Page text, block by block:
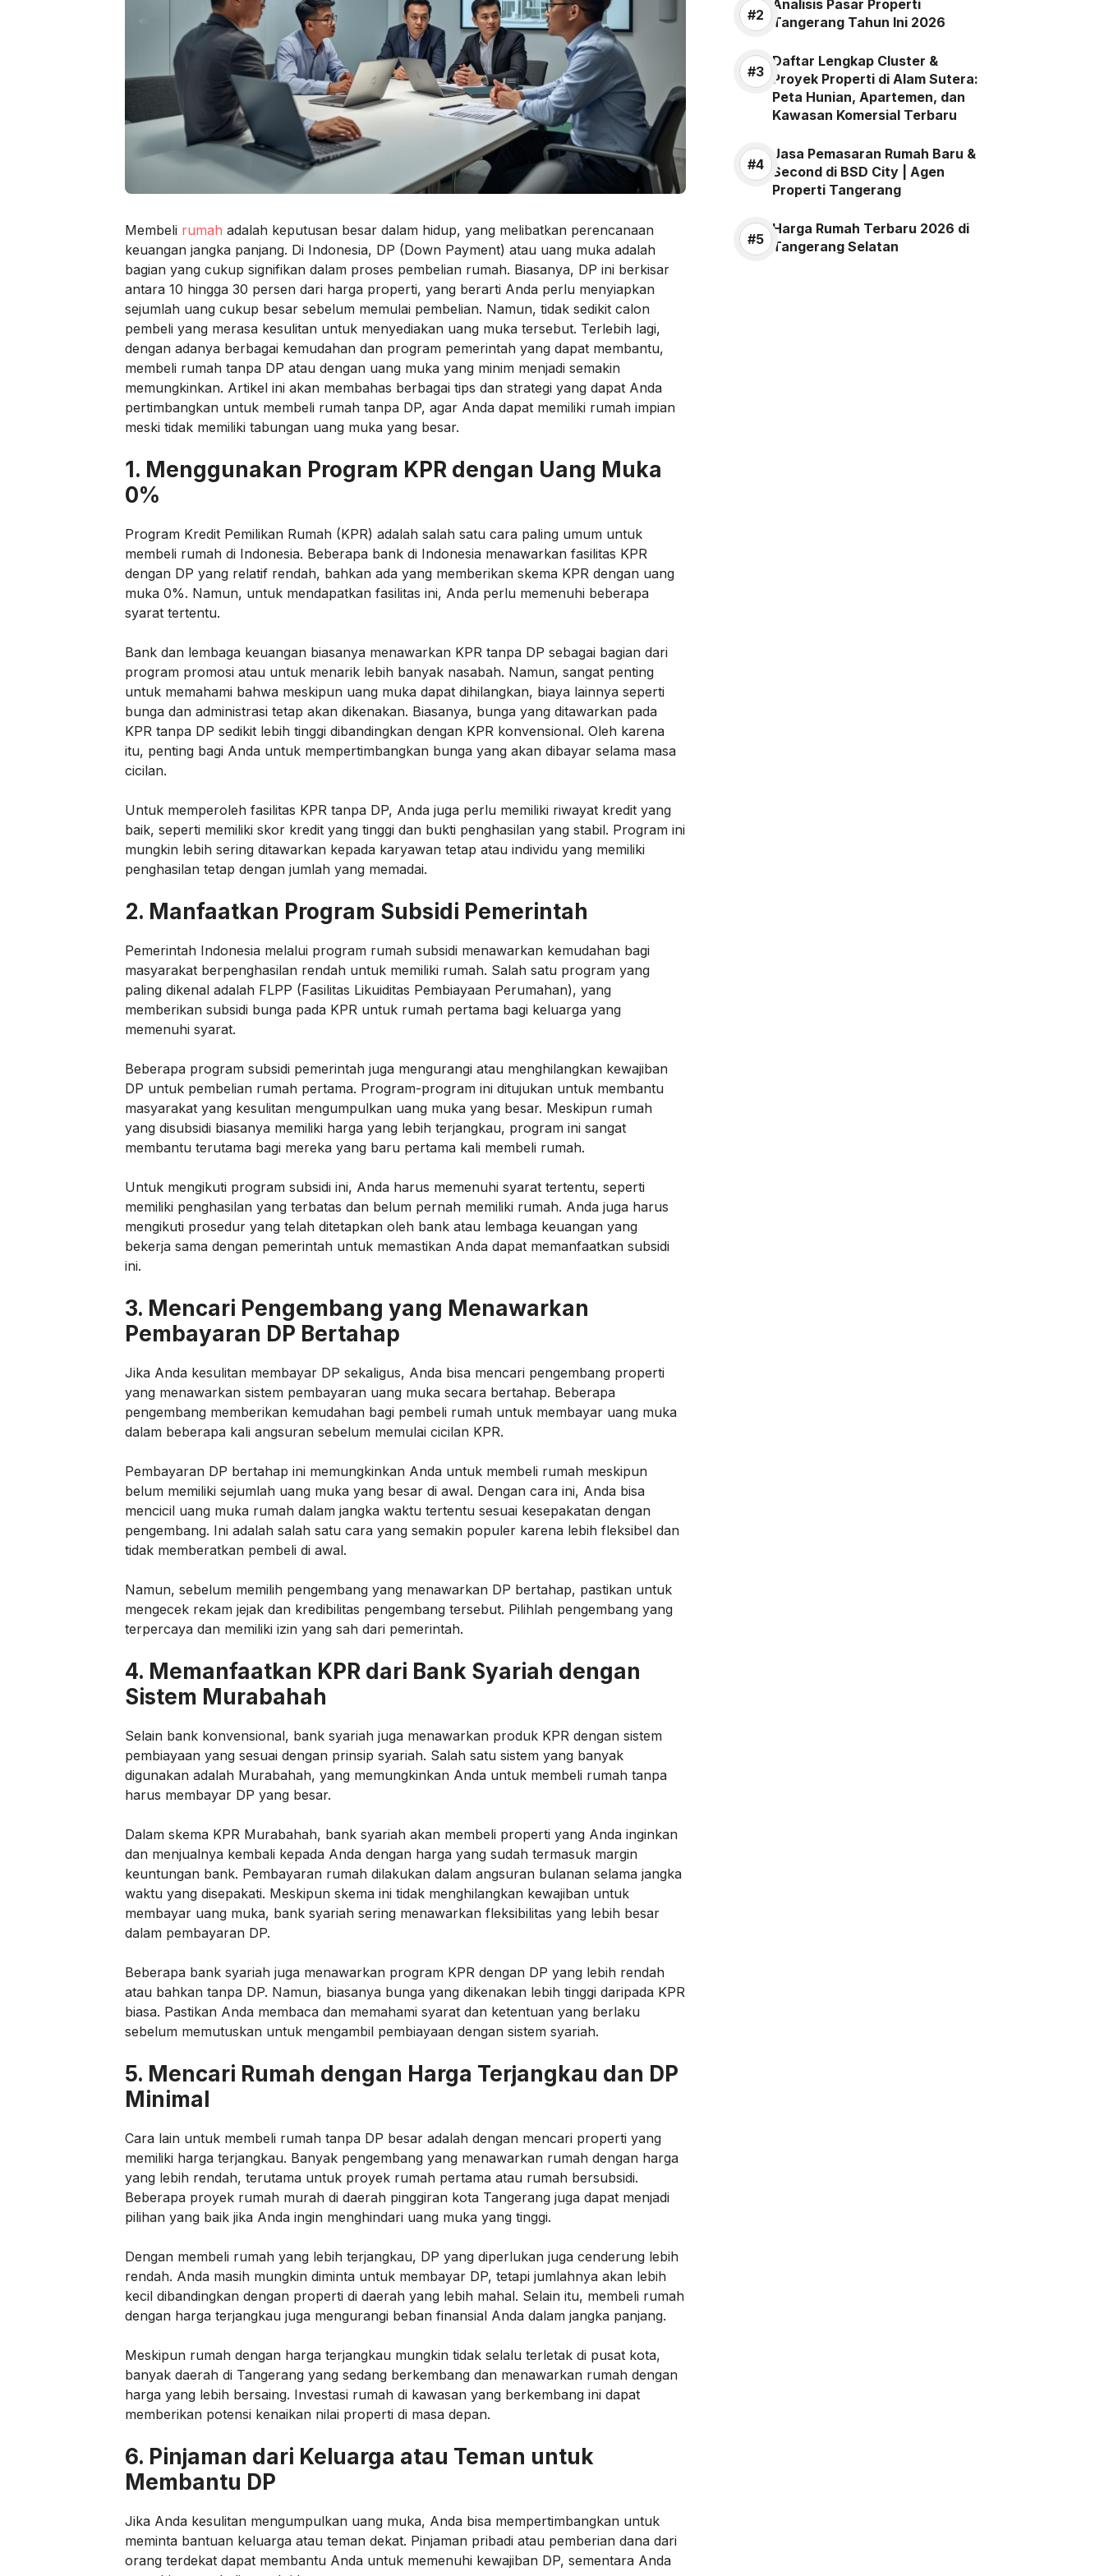
Membeli rumah adalah keputusan besar dalam hidup, yang melibatkan perencanaan
keuangan jangka panjang. Di Indonesia, DP (Down Payment) atau uang muka adalah
bagian yang cukup signifikan dalam proses pembelian rumah. Biasanya, DP ini berkisar
antara 10 hingga 30 persen dari harga properti, yang berarti Anda perlu menyiapkan
sejumlah uang cukup besar sebelum memulai pembelian. Namun, tidak sedikit calon
pembeli yang merasa kesulitan untuk menyediakan uang muka tersebut. Terlebih lagi,
dengan adanya berbagai kemudahan dan program pemerintah yang dapat membantu,
membeli rumah tanpa DP atau dengan uang muka yang minim menjadi semakin
memungkinkan. Artikel ini akan membahas berbagai tips dan strategi yang dapat Anda
pertimbangkan untuk membeli rumah tanpa DP, agar Anda dapat memiliki rumah impian
meski tidak memiliki tabungan uang muka yang besar.
1. Menggunakan Program KPR dengan Uang Muka
0%
Program Kredit Pemilikan Rumah (KPR) adalah salah satu cara paling umum untuk
membeli rumah di Indonesia. Beberapa bank di Indonesia menawarkan fasilitas KPR
dengan DP yang relatif rendah, bahkan ada yang memberikan skema KPR dengan uang
muka 0%. Namun, untuk mendapatkan fasilitas ini, Anda perlu memenuhi beberapa
syarat tertentu.
Bank dan lembaga keuangan biasanya menawarkan KPR tanpa DP sebagai bagian dari
program promosi atau untuk menarik lebih banyak nasabah. Namun, sangat penting
untuk memahami bahwa meskipun uang muka dapat dihilangkan, biaya lainnya seperti
bunga dan administrasi tetap akan dikenakan. Biasanya, bunga yang ditawarkan pada
KPR tanpa DP sedikit lebih tinggi dibandingkan dengan KPR konvensional. Oleh karena
itu, penting bagi Anda untuk mempertimbangkan bunga yang akan dibayar selama masa
cicilan.
Untuk memperoleh fasilitas KPR tanpa DP, Anda juga perlu memiliki riwayat kredit yang
baik, seperti memiliki skor kredit yang tinggi dan bukti penghasilan yang stabil. Program ini
mungkin lebih sering ditawarkan kepada karyawan tetap atau individu yang memiliki
penghasilan tetap dengan jumlah yang memadai.
2. Manfaatkan Program Subsidi Pemerintah
Pemerintah Indonesia melalui program rumah subsidi menawarkan kemudahan bagi
masyarakat berpenghasilan rendah untuk memiliki rumah. Salah satu program yang
paling dikenal adalah FLPP (Fasilitas Likuiditas Pembiayaan Perumahan), yang
memberikan subsidi bunga pada KPR untuk rumah pertama bagi keluarga yang
memenuhi syarat.
Beberapa program subsidi pemerintah juga mengurangi atau menghilangkan kewajiban
DP untuk pembelian rumah pertama. Program-program ini ditujukan untuk membantu
masyarakat yang kesulitan mengumpulkan uang muka yang besar. Meskipun rumah
yang disubsidi biasanya memiliki harga yang lebih terjangkau, program ini sangat
membantu terutama bagi mereka yang baru pertama kali membeli rumah.
Untuk mengikuti program subsidi ini, Anda harus memenuhi syarat tertentu, seperti
memiliki penghasilan yang terbatas dan belum pernah memiliki rumah. Anda juga harus
mengikuti prosedur yang telah ditetapkan oleh bank atau lembaga keuangan yang
bekerja sama dengan pemerintah untuk memastikan Anda dapat memanfaatkan subsidi
ini.
3. Mencari Pengembang yang Menawarkan
Pembayaran DP Bertahap
Jika Anda kesulitan membayar DP sekaligus, Anda bisa mencari pengembang properti
yang menawarkan sistem pembayaran uang muka secara bertahap. Beberapa
pengembang memberikan kemudahan bagi pembeli rumah untuk membayar uang muka
dalam beberapa kali angsuran sebelum memulai cicilan KPR.
Pembayaran DP bertahap ini memungkinkan Anda untuk membeli rumah meskipun
belum memiliki sejumlah uang muka yang besar di awal. Dengan cara ini, Anda bisa
mencicil uang muka rumah dalam jangka waktu tertentu sesuai kesepakatan dengan
pengembang. Ini adalah salah satu cara yang semakin populer karena lebih fleksibel dan
tidak memberatkan pembeli di awal.
Namun, sebelum memilih pengembang yang menawarkan DP bertahap, pastikan untuk
mengecek rekam jejak dan kredibilitas pengembang tersebut. Pilihlah pengembang yang
terpercaya dan memiliki izin yang sah dari pemerintah.
4. Memanfaatkan KPR dari Bank Syariah dengan
Sistem Murabahah
Selain bank konvensional, bank syariah juga menawarkan produk KPR dengan sistem
pembiayaan yang sesuai dengan prinsip syariah. Salah satu sistem yang banyak
digunakan adalah Murabahah, yang memungkinkan Anda untuk membeli rumah tanpa
harus membayar DP yang besar.
Dalam skema KPR Murabahah, bank syariah akan membeli properti yang Anda inginkan
dan menjualnya kembali kepada Anda dengan harga yang sudah termasuk margin
keuntungan bank. Pembayaran rumah dilakukan dalam angsuran bulanan selama jangka
waktu yang disepakati. Meskipun skema ini tidak menghilangkan kewajiban untuk
membayar uang muka, bank syariah sering menawarkan fleksibilitas yang lebih besar
dalam pembayaran DP.
Beberapa bank syariah juga menawarkan program KPR dengan DP yang lebih rendah
atau bahkan tanpa DP. Namun, biasanya bunga yang dikenakan lebih tinggi daripada KPR
biasa. Pastikan Anda membaca dan memahami syarat dan ketentuan yang berlaku
sebelum memutuskan untuk mengambil pembiayaan dengan sistem syariah.
5. Mencari Rumah dengan Harga Terjangkau dan DP
Minimal
Cara lain untuk membeli rumah tanpa DP besar adalah dengan mencari properti yang
memiliki harga terjangkau. Banyak pengembang yang menawarkan rumah dengan harga
yang lebih rendah, terutama untuk proyek rumah pertama atau rumah bersubsidi.
Beberapa proyek rumah murah di daerah pinggiran kota Tangerang juga dapat menjadi
pilihan yang baik jika Anda ingin menghindari uang muka yang tinggi.
Dengan membeli rumah yang lebih terjangkau, DP yang diperlukan juga cenderung lebih
rendah. Anda masih mungkin diminta untuk membayar DP, tetapi jumlahnya akan lebih
kecil dibandingkan dengan properti di daerah yang lebih mahal. Selain itu, membeli rumah
dengan harga terjangkau juga mengurangi beban finansial Anda dalam jangka panjang.
Meskipun rumah dengan harga terjangkau mungkin tidak selalu terletak di pusat kota,
banyak daerah di Tangerang yang sedang berkembang dan menawarkan rumah dengan
harga yang lebih bersaing. Investasi rumah di kawasan yang berkembang ini dapat
memberikan potensi kenaikan nilai properti di masa depan.
6. Pinjaman dari Keluarga atau Teman untuk
Membantu DP
Jika Anda kesulitan mengumpulkan uang muka, Anda bisa mempertimbangkan untuk
meminta bantuan keluarga atau teman dekat. Pinjaman pribadi atau pemberian dana dari
orang terdekat dapat membantu Anda untuk memenuhi kewajiban DP, sementara Anda
Analisis Pasar Properti
Tangerang Tahun Ini 2026
Daftar Lengkap Cluster &
Proyek Properti di Alam Sutera:
Peta Hunian, Apartemen, dan
Kawasan Komersial Terbaru
Jasa Pemasaran Rumah Baru &
Second di BSD City | Agen
Properti Tangerang
Harga Rumah Terbaru 2026 di
Tangerang Selatan